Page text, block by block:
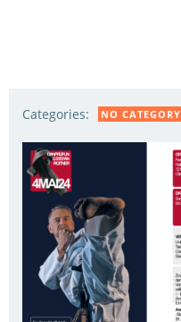
Categories: NO CATEGORY